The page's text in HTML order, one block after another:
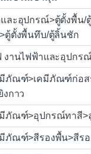
ละอุปกรณ์>ตู้ตั้งพื้น/
ตู้ตั้งพื้นทึบ/ตู้ลิ้นชัก
งานไฟฟ้าและอุปกร
ภัณฑ์>เคมีภัณฑ์ก่อส
งกาว
มีภัณฑ์>อุปกรณ์ทาสี>
ภัณฑ์>สีรองพื้น>สีรอ